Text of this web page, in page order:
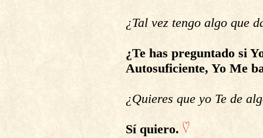
¿Tal vez tengo algo que
¿Te has preguntado si
Autosuficiente, Yo Me
¿Quieres que yo Te de
Sí quiero.